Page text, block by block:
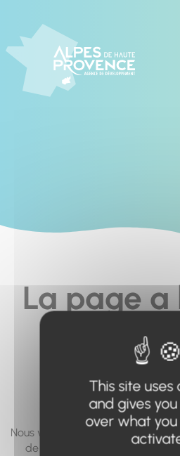
La page a
vous
accéder
pas...
Nous vous invitons à utiliser le
de page, ou à utiliser le menu
This site uses
and gives
over what